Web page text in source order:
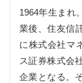
1964年生まれ
業後、住友信
に株式会社マ
ス証券株式会
企業となる。